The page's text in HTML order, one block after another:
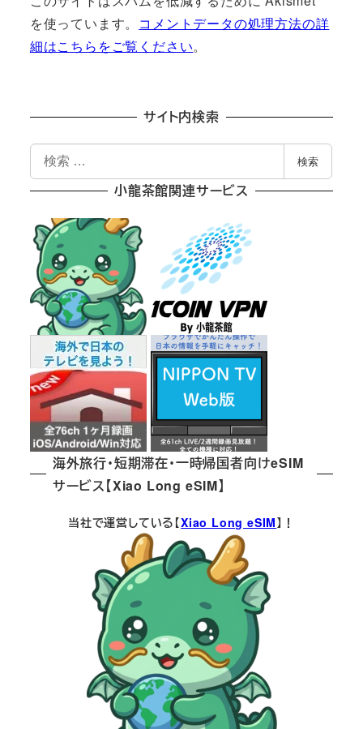
を使っています。 コメントデータの処理方法の詳
細はこちらをご覧ください。
サイト内検索
索
検索
小龍茶館関連サービス
海外旅行・短期滞在・一時帰国者向けeSIM
サービス【Xiao Long eSIM】
当社で運営している【Xiao Long eSIM】！